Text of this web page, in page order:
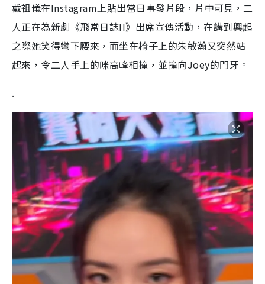
戴祖儀在Instagram上貼出當日事發片段，片中可見，二
人正在為新劇《飛常日誌II》出席宣傳活動，在講到興起
之際她笑得彎下腰來，而坐在椅子上的朱敏瀚又突然站
起來，令二人手上的咪高峰相撞，並撞向Joey的門牙。
.